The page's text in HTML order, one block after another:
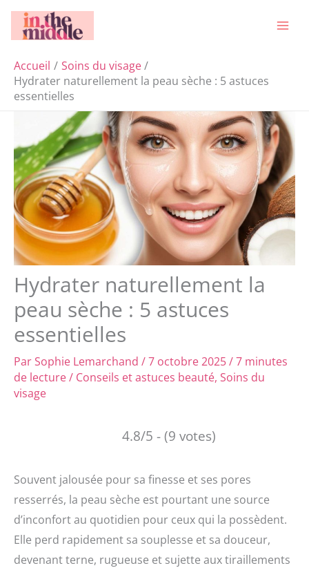
Aller
Accueil
Soins du visage
Hydrater naturellement la peau sèche : 5 astuces
essentielles
Hydrater naturellement la
peau sèche : 5 astuces
essentielles
ParSophie Lemarchand /7 octobre 2025/7 minutes
de lecture/ Conseils et astuces beauté, Soins du
visage
4.8/5 - (9 votes)
Souvent jalousée pour sa finesse et ses pores
resserrés, la peau sèche est pourtant une source
d’inconfort au quotidien pour ceux qui la possèdent.
Elle perd rapidement sa souplesse et sa douceur,
devenant terne, rugueuse et sujette aux tiraillements
Rechercher